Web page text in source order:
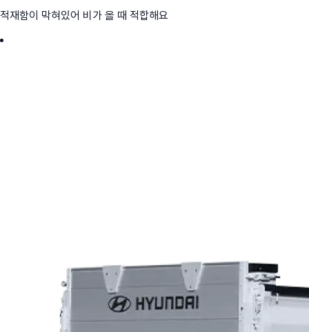
적재함이 막혀있어 비가 올 때 적합해요